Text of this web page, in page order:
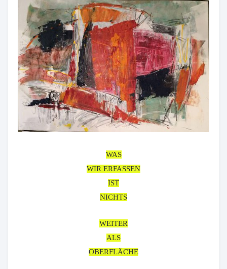
WAS
WIR ERFASSEN
IST
NICHTS
WEITER
ALS
OBERFLÄCHE